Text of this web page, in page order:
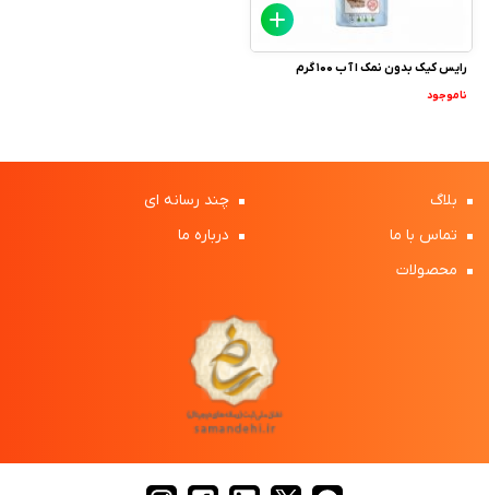
رایس کیک بدون نمک ا آ ب 100 گرم
ناموجود
بلاگ
چند رسانه ای
تماس با ما
درباره ما
محصولات